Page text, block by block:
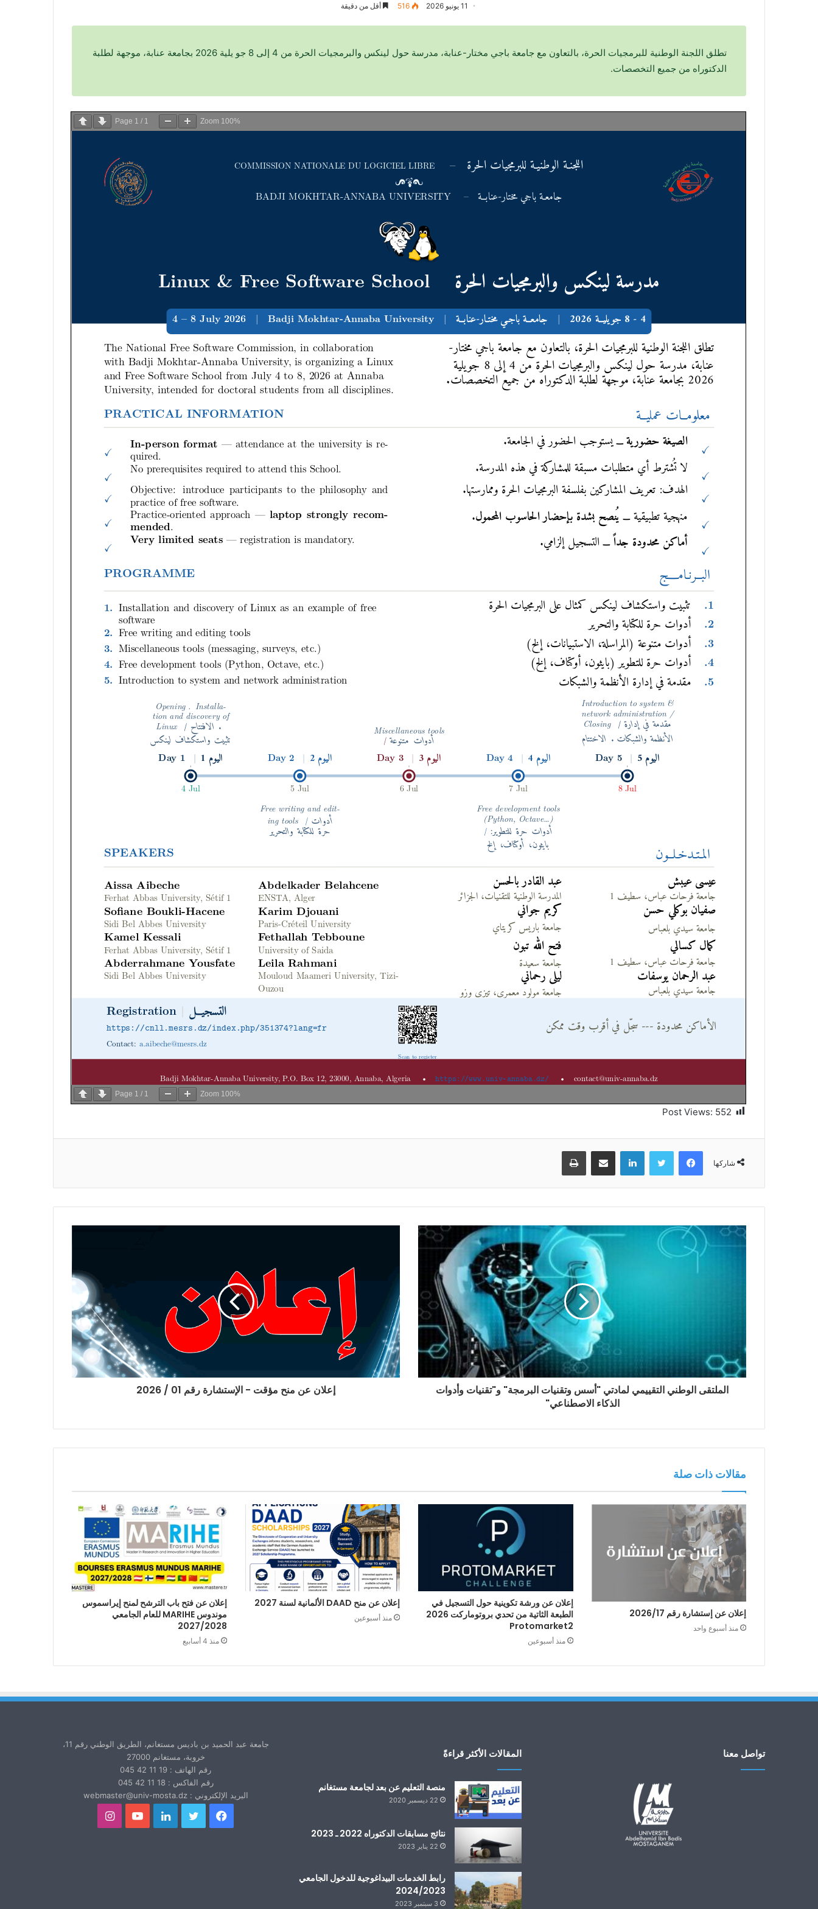
11 يونيو 2026 516 أقل من دقيقة
تطلق اللجنة الوطنية للبرمجيات الحرة، بالتعاون مع جامعة باجي مختار-عنابة، مدرسة حول لينكس والبرمجيات الحرة من 4 إلى 8 جو يلية 2026 بجامعة عنابة، موجهة لطلبة
الدكتوراه من جميع التخصصات.
Page 1 / 1 Zoom 100%
Page 1 / 1 Zoom 100%
Post Views: 552
شاركها
فيسبوك تويتر لينكدإن مشاركة عبر البريد طباعة
الملتقى الوطني التقييمي لمادتي "أسس وتقنيات البرمجة" و"تقنيات وأدوات
الذكاء الاصطناعي"
إعلان عن منح مؤقت - الإستشارة رقم 01 / 2026
مقالات ذات صلة
إعلان عن إستشارة رقم 2026/17
منذ أسبوع واحد
إعلان عن ورشة تكوينية حول التسجيل في
الطبعة الثاتية من تحدي بروتوماركت 2026
Protomarket2
منذ أسبوعين
إعلان عن منح DAAD الألمانية لسنة 2027
منذ أسبوعين
إعلان عن فتح باب الترشح لمنح إيراسموس
موندوس MARIHE للعام الجامعي
2027/2028
منذ 4 أسابيع
تواصل معنا المقالات الأكثر قراءةً
منصة التعليم عن بعد لجامعة مستغانم
22 ديسمبر 2020
نتائج مسابقات الدكتوراه 2022 ـ 2023
22 يناير 2023
رابط الخدمات البيداغوجية للدخول الجامعي
2024/2023
3 سبتمبر 2023
جامعة عبد الحميد بن باديس مستغانم، الطريق الوطني رقم 11،
خروبة، مستغانم 27000
رقم الهاتف : 19 11 42 045
رقم الفاكس : 18 11 42 045
البريد الإلكتروني : webmaster@univ-mosta.dz
فيسبوك تويتر لينكدإنيوتيوبانستقرام